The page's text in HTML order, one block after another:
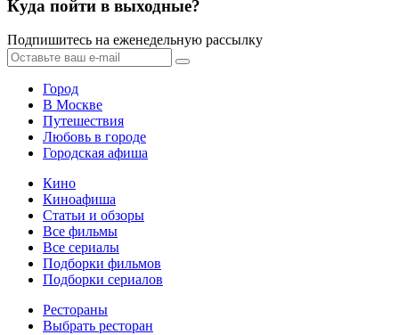
Куда пойти в выходные?
Подпишитесь на еженедельную рассылку
Город
В Москве
Путешествия
Любовь в городе
Городская афиша
Кино
Киноафиша
Статьи и обзоры
Все фильмы
Все сериалы
Подборки фильмов
Подборки сериалов
Рестораны
Выбрать ресторан